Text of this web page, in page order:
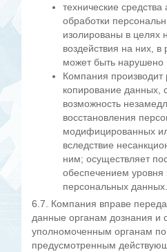
технические
обработки
изолированы в целях
воздействия на них, в
может быть нарушено
Компания производит
копирование данных,
возможность
восстановления
модифицированных
вследствие
ним; осуществляет
обеспечением
персональных данных.
6.7. Компания вправе
данные органам дознания и
уполномоченным органам
предусмотренным